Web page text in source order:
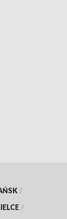
/
/